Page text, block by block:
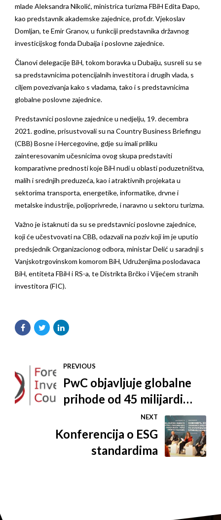
mlade Aleksandra Nikolić, ministrica turizma FBiH Edita Đapo,
kao predstavnik akademske zajednice, prof.dr. Vjekoslav
Domljan, te Emir Granov, u funkciji predstavnika državnog
investicijskog fonda Dubaija i poslovne zajednice.
Članovi delegacije BiH, tokom boravka u Dubaiju, susreli su se
sa predstavnicima potencijalnih investitora i drugih vlada, s
ciljem povezivanja kako s vladama, tako i s predstavnicima
globalne poslovne zajednice.
Predstavnici poslovne zajednice u nedjelju, 19. decembra
2021. godine, prisustvovali su na Country Business Briefingu
(CBB) Bosne i Hercegovine, gdje su imali priliku
zainteresovanim učesnicima ovog skupa predstaviti
komparativne prednosti koje BiH nudi u oblasti poduzetništva,
malih i srednjih preduzeća, kao i atraktivnih projekata u
sektorima transporta, energetike, informatike, drvne i
metalske industrije, poljoprivrede, i naravno u sektoru turizma.
Važno je istaknuti da su se predstavnici poslovne zajednice,
koji će učestvovati na CBB, odazvali na poziv koji im je uputio
predsjednik Organizacionog odbora, ministar Delić u saradnji s
Vanjskotrgovinskom komorom BiH, Udruženjima poslodavaca
BiH, entiteta FBiH i RS-a, te Distrikta Brčko i Vijećem stranih
investitora (FIC).
PREVIOUS
PwC objavljuje globalne
prihode od 45 milijardi
američkih dolara
NEXT
Konferencija o ESG
standardima